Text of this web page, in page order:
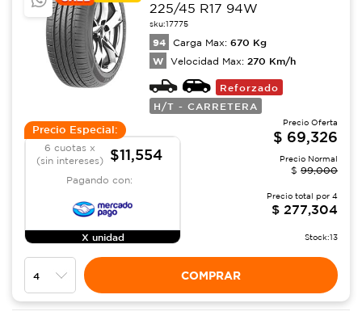
225/45 R17 94W
sku:17775
94 Carga Max: 670 Kg
W Velocidad Max: 270 Km/h
Reforzado
H/T - CARRETERA
Precio Especial:
6 cuotas x
(sin intereses)
$11,554
Pagando con:
X unidad
Precio Oferta
$ 69,326
Precio Normal
$ 99,000
Precio total por 4
$ 277,304
Stock:13
COMPRAR